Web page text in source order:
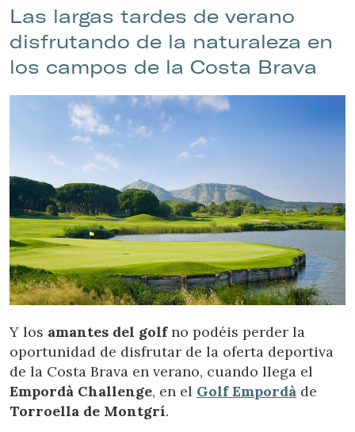
Las largas tardes de verano
disfrutando de la naturaleza en
los campos de la Costa Brava
Y los amantes del golfno podéis perder la
oportunidad de disfrutar de la oferta deportiva
de la Costa Brava en verano, cuando llega el
Empordà Challenge, en el Golf Empordà de
Torroella de Montgrí.